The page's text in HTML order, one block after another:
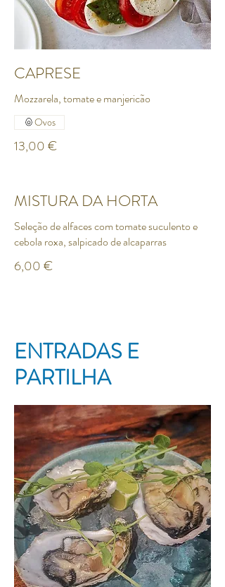
CAPRESE
Mozzarela, tomate e manjericão
13,00 €
Ovos
MISTURA DA HORTA
Seleção de alfaces com tomate suculento e
cebola roxa, salpicado de alcaparras
6,00 €
ENTRADAS E
PARTILHA